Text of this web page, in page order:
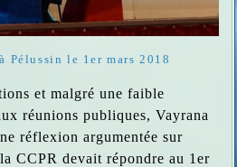
Pélussin le 1er mars 2018
et malgré une faible
réunions publiques, Vayrana
réflexion argumentée sur
CCPR devait répondre au 1er